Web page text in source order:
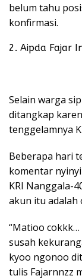
belum tahu
konfirmasi.
2. Aipda Fajar
Selain warga
ditangkap
tenggelamnya
Beberapa hari
komentar
KRI Nanggala-
akun itu adalah
“Matioo cokkk…
susah
kyoo ngonoo
tulis Fajarnnzz